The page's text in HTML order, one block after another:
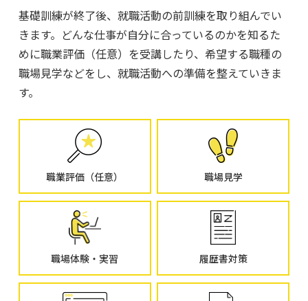
基礎訓練が終了後、就職活動の前訓練を取り組んでい
きます。どんな仕事が自分に合っているのかを知るた
めに職業評価（任意）を受講したり、希望する職種の
職場見学などをし、就職活動への準備を整えていきま
す。
職業評価（任意） 職場見学
職場体験・実習 履歴書対策